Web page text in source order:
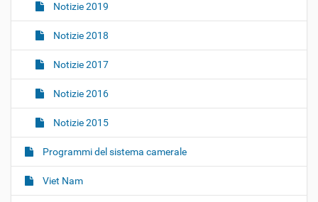
Notizie 2019
Notizie 2018
Notizie 2017
Notizie 2016
Notizie 2015
Programmi del sistema camerale
Viet Nam